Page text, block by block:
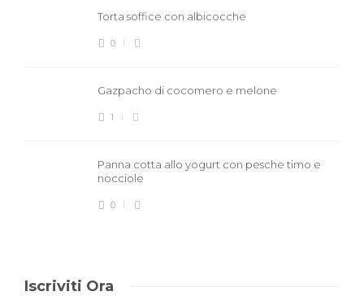
Torta soffice con albicocche
0
Gazpacho di cocomero e melone
1
Panna cotta allo yogurt con pesche timo e
nocciole
0
Iscriviti Ora